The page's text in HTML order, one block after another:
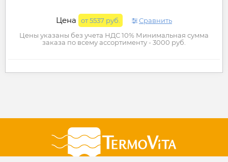
Цена от 5537 руб.
Сравнить
Цены указаны без учета НДС 10% Минимальная сумма
заказа по всему ассортименту - 3000 руб.